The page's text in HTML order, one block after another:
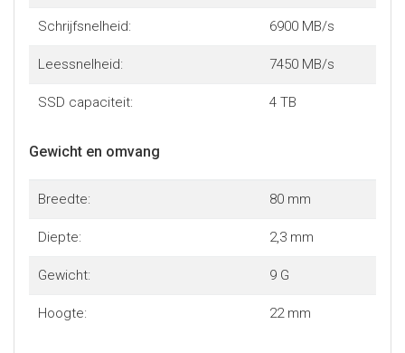
Schrijfsnelheid: 6900 MB/s
Leessnelheid: 7450 MB/s
SSD capaciteit: 4 TB
Gewicht en omvang
Breedte: 80 mm
Diepte: 2,3 mm
Gewicht: 9 G
Hoogte: 22 mm